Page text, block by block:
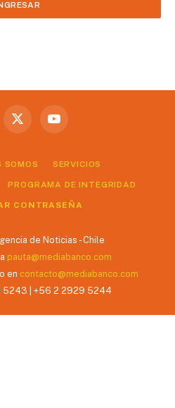
X
YouTube
SOMOS SERVICIOS
PROGRAMA DE INTEGRIDAD
CONTRASEÑA
de Noticias - Chile
pauta@mediabanco.com
en contacto@mediabanco.com
5243 | +56 2 2929 5244